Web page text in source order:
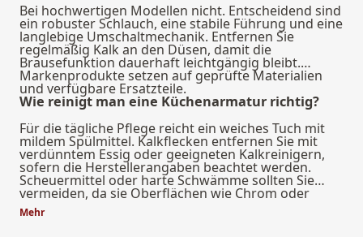
Bei hochwertigen Modellen nicht. Entscheidend sind
ein robuster Schlauch, eine stabile Führung und eine
langlebige Umschaltmechanik. Entfernen Sie
regelmäßig Kalk an den Düsen, damit die
Brausefunktion dauerhaft leichtgängig bleibt.
Markenprodukte setzen auf geprüfte Materialien
und verfügbare Ersatzteile.
Wie reinigt man eine Küchenarmatur richtig?
Für die tägliche Pflege reicht ein weiches Tuch mit
mildem Spülmittel. Kalkflecken entfernen Sie mit
verdünntem Essig oder geeigneten Kalkreinigern,
sofern die Herstellerangaben beachtet werden.
Scheuermittel oder harte Schwämme sollten Sie
vermeiden, da sie Oberflächen wie Chrom oder
Küchenarmatur schwarz matt beschädigen können.
Mehr